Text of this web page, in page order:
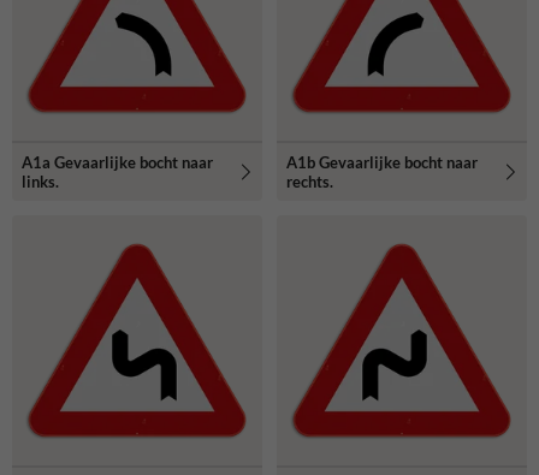
A1a Gevaarlijke bocht naar
links.
A1b Gevaarlijke bocht naar
rechts.